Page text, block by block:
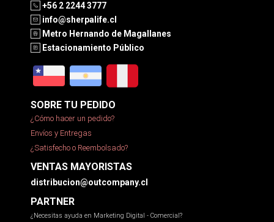
+56 2 2244 3777
info@sherpalife.cl
Metro Hernando de Magallanes
Estacionamiento Público
SOBRE TU PEDIDO
¿Cómo hacer un pedido?
Envíos y Entregas
¿Satisfecho o Reembolsado?
VENTAS MAYORISTAS
distribucion@outcompany.cl
PARTNER
¿Necesitas ayuda en Marketing Digital - Comercial?